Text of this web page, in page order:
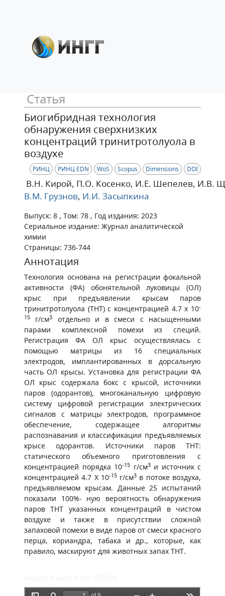
Статья
Биогибридная технология
обнаружения сверхнизких
концентраций тринитротолуола в
воздухе
РИНЦ РИНЦ EDN WoS Scopus Dimensions DOI
В.Н. Кирой, П.О. Косенко, И.Е. Шепелев, И.В.
В.М. Грузнов, И.И. Засыпкина
Выпуск: 8 , Том: 78 , Год издания: 2023
Сериальное издание: Журнал аналитической
химии
Страницы: 736-744
Аннотация
Технология основана на регистрации фокальной
активности (ФА) обонятельной луковицы (ОЛ)
крыс при предъявлении крысам паров
тринитротолуола (ТНТ) с концентрацией 4.7 x 10-
15
г/см3
отдельно и в смеси с насыщенными
парами комплексной помехи из специй.
Регистрация ФА ОЛ крыс осуществлялась с
помощью матрицы из 16 специальных
электродов, имплантированных в дорсальную
часть ОЛ крысы. Установка для регистрации ФА
ОЛ крыс содержала бокс с крысой, источники
паров (одорантов), многоканальную цифровую
систему цифровой регистрации электрических
сигналов с матрицы электродов, программное
обеспечение, содержащее алгоритмы
распознавания и классификации предъявляемых
крысе одорантов. Источники паров ТНТ:
статического объемного приготовления с
концентрацией порядка 10-15 г/см3и источник с
концентрацией 4.7 X 10-15г/см3 в потоке воздуха,
предъявляемом крысам. Данные 25 испытаний
показали 100%- ную вероятность обнаружения
паров ТНТ указанных концентраций в чистом
воздухе и также в присутствии сложной
запаховой помехи в виде паров от смеси красного
перца, кориандра, табака и др., которые, как
правило, маскируют для животных запах ТНТ.